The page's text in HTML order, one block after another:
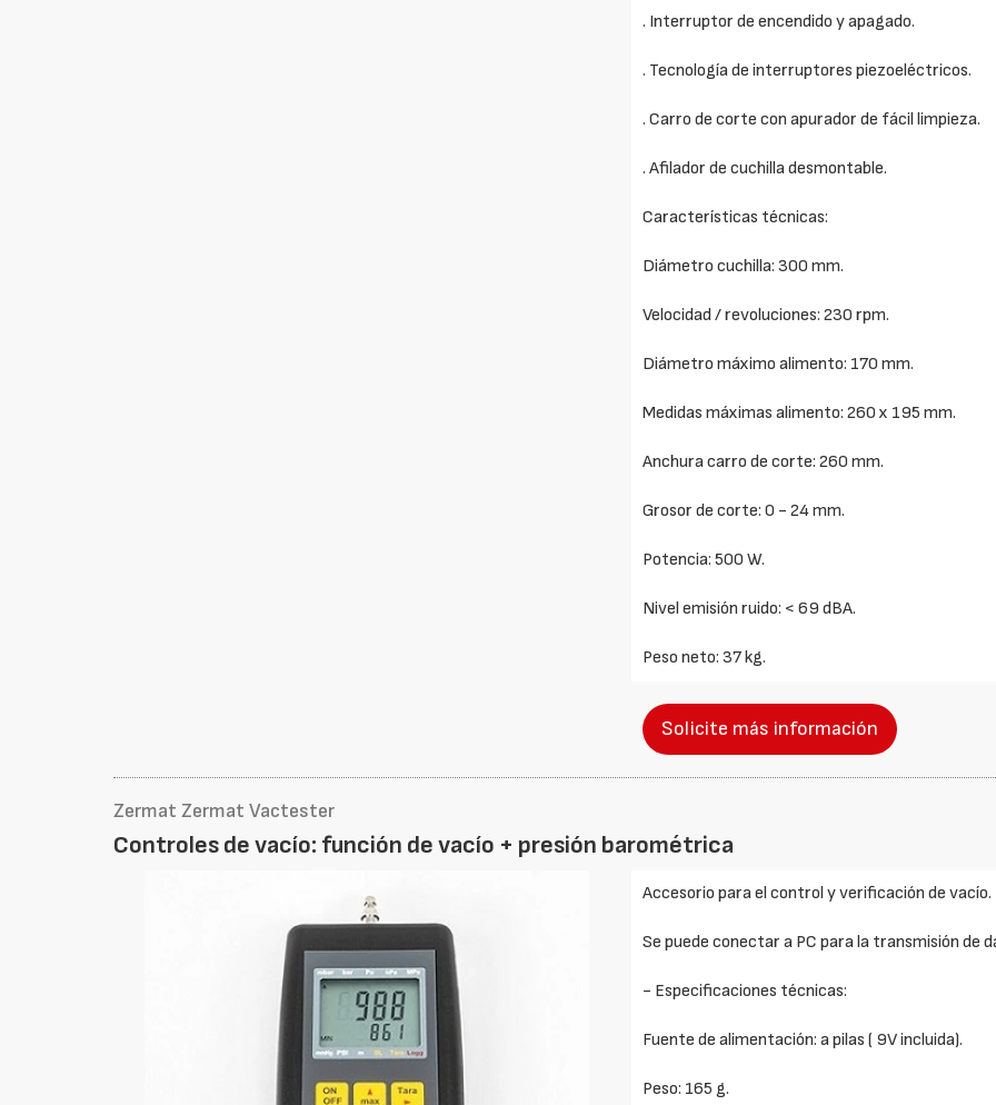
. Interruptor de encendido y apagado.
. Tecnología de interruptores piezoeléctricos.
. Carro de corte con apurador de fácil limpieza.
. Afilador de cuchilla desmontable.
Características técnicas:
Diámetro cuchilla: 300 mm.
Velocidad / revoluciones: 230 rpm.
Diámetro máximo alimento: 170 mm.
Medidas máximas alimento: 260 x 195 mm.
Anchura carro de corte: 260 mm.
Grosor de corte: 0 - 24 mm.
Potencia: 500 W.
Nivel emisión ruido: < 69 dBA.
Peso neto: 37 kg.
Solicite más información
Zermat Zermat Vactester
Controles de vacío: función de vacío + presión barométrica
Accesorio para el control y verificación de vacío.
Se puede conectar a PC para la transmisión de
- Especificaciones técnicas:
Fuente de alimentación: a pilas ( 9V incluida).
Peso: 165 g.